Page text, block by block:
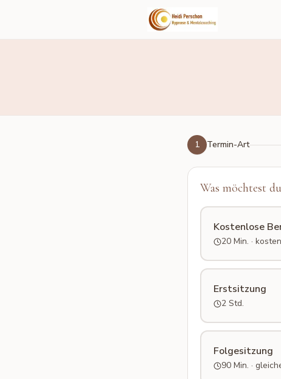
1 Termin-Art
Was möchtest
Kostenlose
20 Min. ·
Erstsitzung
2 Std.
Folgesitzung
90 Min. ·